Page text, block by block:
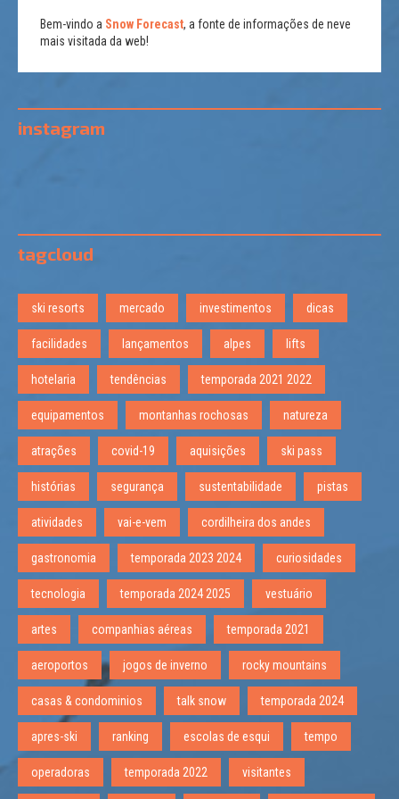
Bem-vindo a Snow Forecast, a fonte de informações de neve
mais visitada da web!
instagram
tagcloud
ski resorts mercado investimentos dicas
facilidades lançamentos alpes lifts
hotelaria tendências temporada 2021 2022
equipamentos montanhas rochosas natureza
atrações covid-19 aquisições ski pass
histórias segurança sustentabilidade pistas
atividades vai-e-vem cordilheira dos andes
gastronomia temporada 2023 2024 curiosidades
tecnologia temporada 2024 2025 vestuário
artes companhias aéreas temporada 2021
aeroportos jogos de inverno rocky mountains
casas & condominios talk snow temporada 2024
apres-ski ranking escolas de esqui tempo
operadoras temporada 2022 visitantes